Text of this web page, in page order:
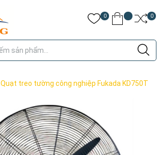
0 0
Quạt treo tường công nghiệp Fukada KD750T